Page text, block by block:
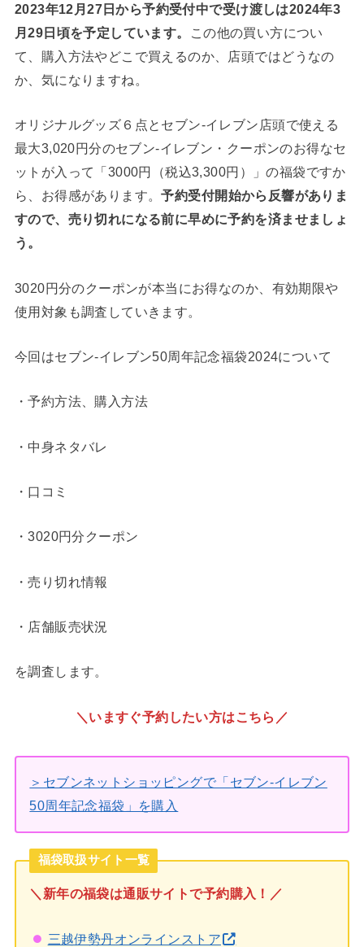
2023年12月27日から予約受付中で受け渡しは2024年3
月29日頃を予定しています。
この他の買い方につい
て、購入方法やどこで買えるのか、店頭ではどうなの
か、気になりますね。
オリジナルグッズ６点とセブン‐イレブン店頭で使える
最大3,020円分のセブン‐イレブン・クーポンのお得なセ
ットが入って「3000円（税込3,300円）」の福袋ですか
ら、お得感があります。予約受付開始から反響がありま
すので、売り切れになる前に早めに予約を済ませましょ
う。
3020円分のクーポンが本当にお得なのか、有効期限や
使用対象も調査していきます。
今回はセブン‐イレブン50周年記念福袋2024について
・予約方法、購入方法
・中身ネタバレ
・口コミ
・3020円分クーポン
・売り切れ情報
・店舗販売状況
を調査します。
＼いますぐ予約したい方はこちら／
＞セブンネットショッピングで「セブン‐イレブン
50周年記念福袋」を購入
福袋取扱サイト一覧
＼新年の福袋は通販サイトで予約購入！／
三越伊勢丹オンラインストア